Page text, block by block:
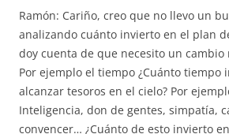
Ramón: Cariño, creo que no llevo un
analizando cuánto invierto en el plan
doy cuenta de que necesito un
Por ejemplo el tiempo ¿Cuánto tiempo
alcanzar tesoros en el cielo? Por
Inteligencia, don de gentes, simpatía,
convencer… ¿Cuánto de esto invierto